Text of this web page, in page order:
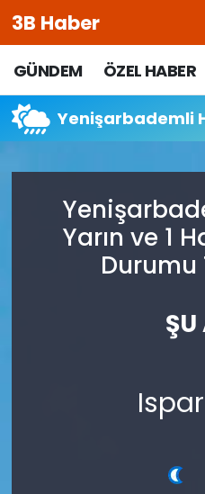
3B Haber
GÜNDEM ÖZEL HABER
Yenişarbademli
Yarın ve 1
Beypazarı Hava
Beypazarı Trafik
Tüm Manşetler
Son Dakika